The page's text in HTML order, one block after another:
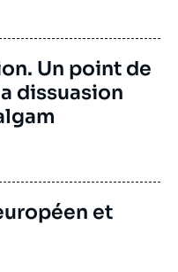
Un point de
dissuasion
et